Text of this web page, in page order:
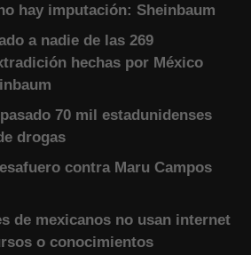
hay imputación: Sheinbaum
a nadie de las 269
hechas por México
70 mil estadunidenses
drogas
contra Maru Campos
de mexicanos no usan internet
o conocimientos